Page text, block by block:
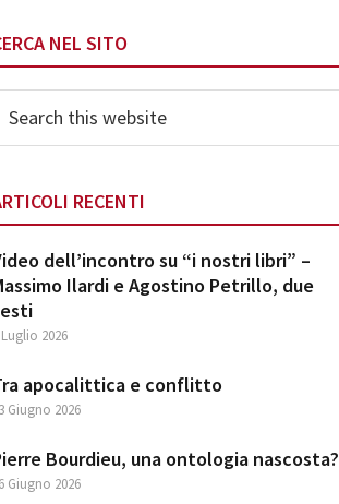
NEL SITO
this
RECENTI
dell’incontro su “i nostri libri” –
Ilardi e Agostino Petrillo, due
2026
apocalittica e conflitto
Giugno 2026
Bourdieu, una ontologia nascosta?
Giugno 2026